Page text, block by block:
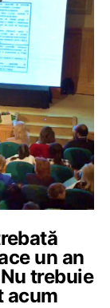
un an
trebuie
acum